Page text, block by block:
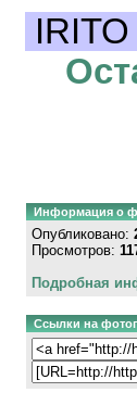
Информация о
Опубликовано:
Просмотров:
Подробная
Ссылки на